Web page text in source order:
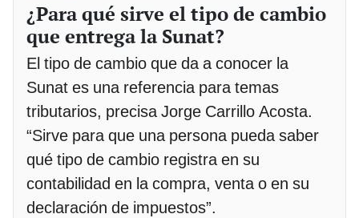
¿Para qué sirve el tipo de cambio
que entrega la Sunat?
El tipo de cambio que da a conocer la
Sunat es una referencia para temas
tributarios, precisa Jorge Carrillo Acosta.
“Sirve para que una persona pueda saber
qué tipo de cambio registra en su
contabilidad en la compra, venta o en su
declaración de impuestos”.